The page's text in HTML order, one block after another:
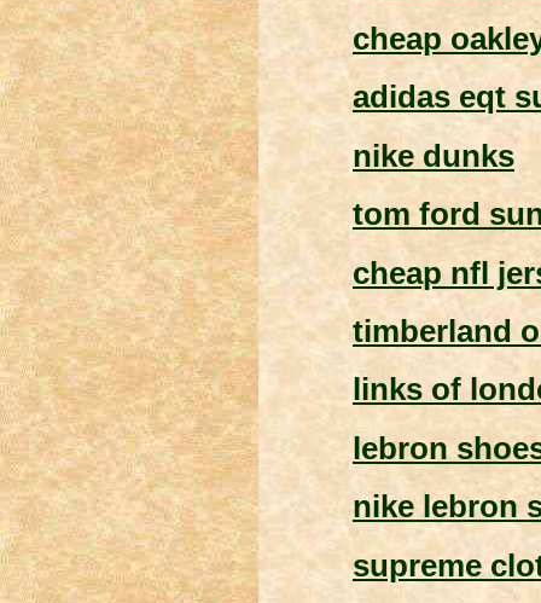
cheap
adidas eqt
nike dunks
tom ford
cheap nfl
timberland
links of
lebron
nike lebron
supreme